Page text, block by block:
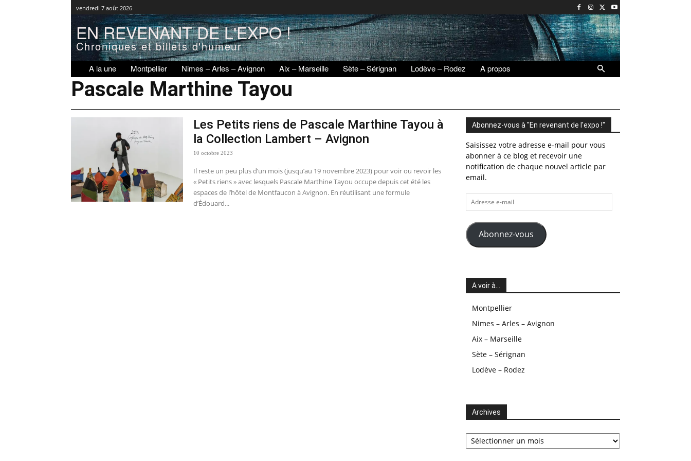
vendredi 7 août 2026
EN REVENANT DE L'EXPO !
Chroniques et billets d'humeur
A la une Montpellier Nimes – Arles – Avignon Aix – Marseille Sète – Sérignan Lodève – Rodez A propos
Pascale Marthine Tayou
Les Petits riens de Pascale Marthine Tayou à
la Collection Lambert – Avignon
10 octobre 2023
Il reste un peu plus d’un mois (jusqu’au 19 novembre 2023) pour voir ou revoir les
« Petits riens » avec lesquels Pascale Marthine Tayou occupe depuis cet été les
espaces de l’hôtel de Montfaucon à Avignon. En réutilisant une formule
d’Édouard...
Abonnez-vous à "En revenant de l'expo !"
Saisissez votre adresse e-mail pour vous
abonner à ce blog et recevoir une
notification de chaque nouvel article par
email.
Adresse
e-
mail
Abonnez-vous
A voir à…
Montpellier
Nimes – Arles – Avignon
Aix – Marseille
Sète – Sérignan
Lodève – Rodez
Archives
Archives